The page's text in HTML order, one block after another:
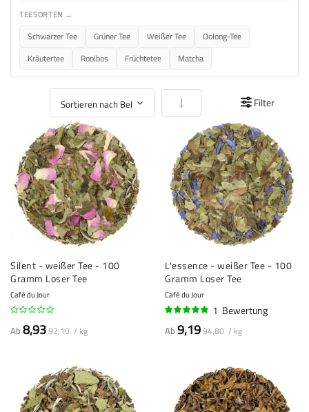
TEESORTEN →
Schwarzer Tee Grüner Tee Weißer Tee
Oolong-Tee
Kräutertee
Rooibos Früchtetee Matcha
In aufsteigender Reihenfolge
Filter
Silent - weißer Tee - 100
Gramm Loser Tee
Café du Jour
Ab8,9392,10 / kg
L'essence - weißer Tee - 100
Gramm Loser Tee
Café du Jour
1 Bewertung
Ab9,1994,80 / kg